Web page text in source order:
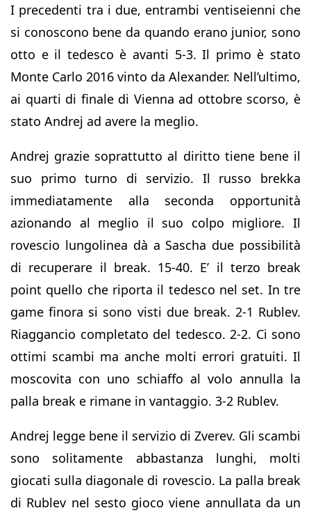
I precedenti tra i due, entrambi ventiseienni che
si conoscono bene da quando erano junior, sono
otto e il tedesco è avanti 5-3. Il primo è stato
Monte Carlo 2016 vinto da Alexander. Nell’ultimo,
ai quarti di finale di Vienna ad ottobre scorso, è
stato Andrej ad avere la meglio.
Andrej grazie soprattutto al diritto tiene bene il
suo primo turno di servizio. Il russo brekka
immediatamente alla seconda opportunità
azionando al meglio il suo colpo migliore. Il
rovescio lungolinea dà a Sascha due possibilità
di recuperare il break. 15-40. E’ il terzo break
point quello che riporta il tedesco nel set. In tre
game finora si sono visti due break. 2-1 Rublev.
Riaggancio completato del tedesco. 2-2. Ci sono
ottimi scambi ma anche molti errori gratuiti. Il
moscovita con uno schiaffo al volo annulla la
palla break e rimane in vantaggio. 3-2 Rublev.
Andrej legge bene il servizio di Zverev. Gli scambi
sono solitamente abbastanza lunghi, molti
giocati sulla diagonale di rovescio. La palla break
di Rublev nel sesto gioco viene annullata da un